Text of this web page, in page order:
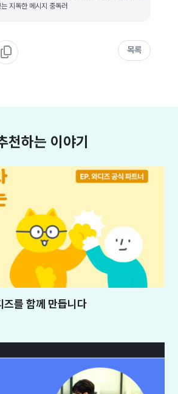
는 지독한 메시지 중독러
목록
천하는 이야기
즈를 함께 만듭니다